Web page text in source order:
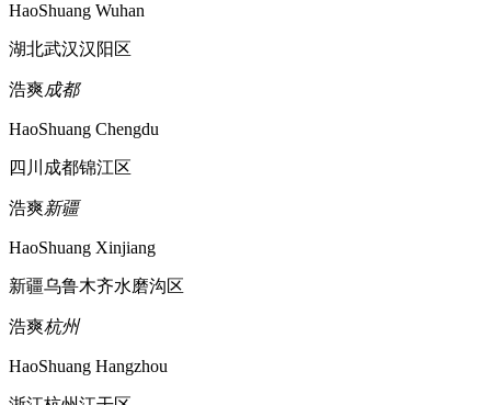
HaoShuang Wuhan
湖北武汉汉阳区
浩爽成都
HaoShuang Chengdu
四川成都锦江区
浩爽新疆
HaoShuang Xinjiang
新疆乌鲁木齐水磨沟区
浩爽杭州
HaoShuang Hangzhou